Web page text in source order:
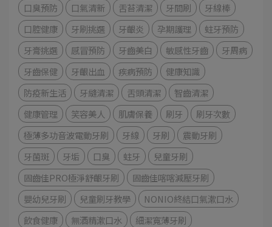
口臭預防
口氣清新 舌苔清潔 牙間刷
牙線棒
口腔健康
牙刷挑選 牙齦炎 孕期護理
蛀牙預防
牙膏挑選
感冒預防 牙齒美白 敏感性牙齒
牙周病
牙齒保健
牙齦出血 疾病預防
健康知識
防疫新生活
牙縫清潔 舌頭清潔
智齒清潔
健康管理
笑容美人 肌膚保養 刷牙
刷牙次數
極薄多功音波電動牙刷
牙線 牙刷
震動牙刷
牙菌斑
牙垢 口臭 蛀牙
兒童牙刷
固齒佳PRO極淨舒齦牙刷
固齒佳喀喀減壓牙刷
嬰幼兒牙刷
兒童刷牙教學
NONIO終結口氣漱口水
飲食健康
無酒精漱口水 細潔寬薄牙刷